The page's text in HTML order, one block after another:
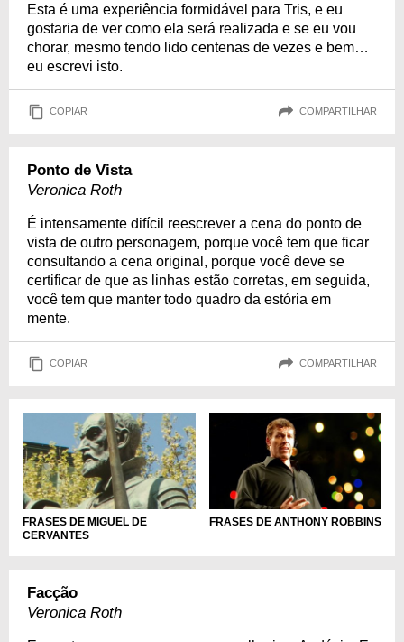
Esta é uma experiência formidável para Tris, e eu
gostaria de ver como ela será realizada e se eu vou
chorar, mesmo tendo lido centenas de vezes e bem…
eu escrevi isto.
COPIAR COMPARTILHAR
Ponto de Vista
Veronica Roth
É intensamente difícil reescrever a cena do ponto de
vista de outro personagem, porque você tem que ficar
consultando a cena original, porque você deve se
certificar de que as linhas estão corretas, em seguida,
você tem que manter todo quadro da estória em
mente.
COPIAR COMPARTILHAR
FRASES DE MIGUEL DE
CERVANTES
FRASES DE ANTHONY ROBBINS
Facção
Veronica Roth